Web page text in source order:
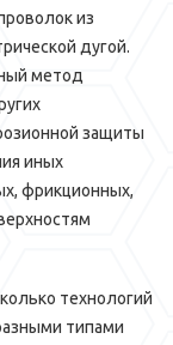
из
дугой.
метод
защиты
иных
фрикционных,
технологий
типами